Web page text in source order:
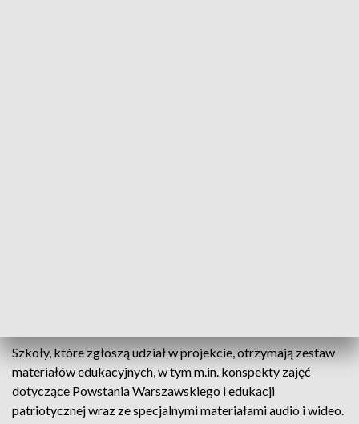
Szkoły, które zgłoszą udział w projekcie, otrzymają zestaw
materiałów edukacyjnych, w tym m.in. konspekty zajęć
dotyczące Powstania Warszawskiego i edukacji
patriotycznej wraz ze specjalnymi materiałami audio i wideo.